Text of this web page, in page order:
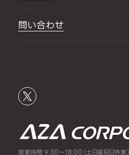
問い合わせ
営業時間 9:30～18:00（土日曜祝日休業）